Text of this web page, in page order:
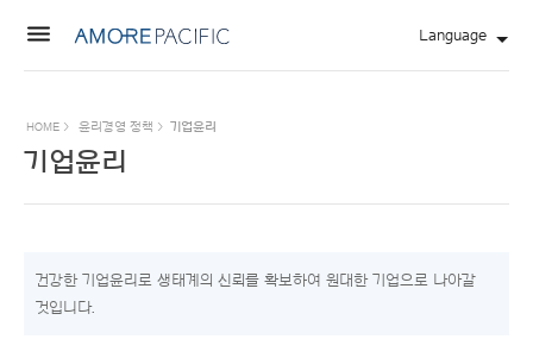
Language
HOME> 윤리경영정책> 기업윤리
기업윤리
건강한기업윤리로생태계의신뢰를확보하여원대한기업으로나아갈
것입니다.